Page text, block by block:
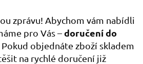
zprávu! Abychom vám nabídli
pro Vás –doručení do
Pokud objednáte zboží skladem
na rychlé doručení již